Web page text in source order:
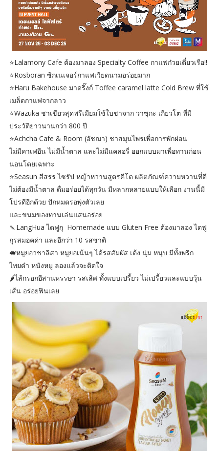
⭐️Lalamony Cafe ต้องมาลอง Specialty Coffee กาแฟก๋วยเตี๋ยวเรือ!!
⭐️Rosboran ซิกเนเจอร์กาแฟเวียดนามอร่อยมาก
⭐️Haru Bakehouse มาดริ๊งก์ Toffee caramel latte Cold Brew ที่ใช้
เมล็ดกาแฟจากลาว
⭐️Wazuka ชาเขียวสุดพรีเมียมใช้ใบชาจาก วาซุกะ เกียวโต ที่มี
ประวัติยาวนานกว่า 800 ปี
⭐️Achcha Cafe & Room (อัชฌา) ชาสมุนไพรเพื่อการพักผ่อน
ไม่มีคาเฟอีน ไม่มีน้ำตาล และไม่มีแคลอรี่ ออกแบบมาเพื่อทานก่อน
นอนโดยเฉพาะ
⭐️Seasun สีสรร ไซรัป หญ้าหวานสูตรคีโต ผลิตภัณฑ์ความหวานที่ดี
ไม่ต้องมีน้ำตาล ดื่มอร่อยได้ทุกวัน มีหลากหลายแบบให้เลือก งานนี้มี
โปรดีอีกด้วย ปักหมดรอพุ่งตัวเลย
และขนมของทานเล่นแสนอร่อย
🍡LangHua ไดฟูกุ Homemade แบบ Gluten Free ต้องมาลอง ไดฟู
กุรสมอคค่า และอีกว่า 10 รสชาติ
🐖หมูยอวชาลิสา หมูยอเน้นๆ ได้รสสัมผัส เด้ง นุ่ม หนุบ มีทั้งพริก
ไทยดำ หนังหมู ลองแล้วจะติดใจ
🌶️ไส้กรอกอีสานหรรษา รสเลิศ ทั้งแบบเปรี้ยว ไม่เปรี้ยวและแบบวุ้น
เส้น อร่อยฟินเลย